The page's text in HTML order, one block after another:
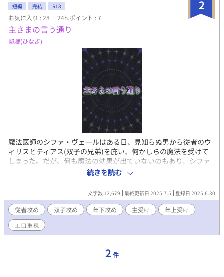
2
短編 完結 R18
お気に入り : 28 24h.ポイント : 7
主さまの言う通り
鄙戯(ひなぎ)
魔法医師のシファ・ヴェールはある日、見知らぬ男から従者のウ
ィリスとティアス(双子の兄弟)を庇い、何かしらの魔法を受けて
しまった。だが、何も魔法の効果が出ていないのもあり、シファ
はウィリスとティアスに叱られても、あまり響いていないような
態度を取っている。 しかし、その約二時間後、シファの体に異変
が起こって……。 ※双子の従者攻め×男前受けです。 ※pixivにも
公開しています。 【登場人物】 🟢シファ・ヴェール 明るい男前受
け/従者想い 24歳/180cm/細マッチョ 緑色の瞳/濃い緑色の短髪 貴
族(公爵)であるヴェール家の次男 治癒能力が使える魔法医師 🟣ウ
ィリス・ニーヴ(双子の兄) 美形のS攻め/愛の重い変態 22
歳/181cm/細身 紫の瞳/藤色の長髪を後ろで結っている シファの幼
ティアス・ニーヴ(双子の弟) 美形のクーデレ攻め/愛の重いS 22
続きを読む
文字数 12,679 最終更新日 2025.7.5 登録日 2025.6.30
従者攻め 双子攻め 年下攻め 主受け
年上受け
エロ重視
2 件